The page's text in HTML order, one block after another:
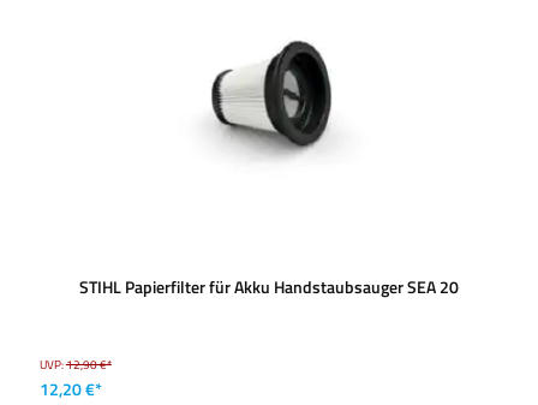
STIHL Papierfilter für Akku Handstaubsauger SEA 20
UVP:12,90 €*
12,20 €*